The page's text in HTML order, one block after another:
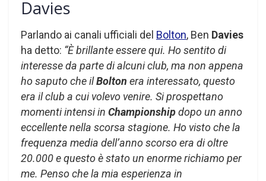
Davies
Parlando ai canali ufficiali del Bolton, Ben Davies
ha detto: “È brillante essere qui. Ho sentito di
interesse da parte di alcuni club, ma non appena
ho saputo che ilBolton era interessato, questo
era il club a cui volevo venire. Si prospettano
momenti intensi in Championshipdopo un anno
eccellente nella scorsa stagione. Ho visto che la
frequenza media dell’anno scorso era di oltre
20.000 e questo è stato un enorme richiamo per
me. Penso che la mia esperienza in